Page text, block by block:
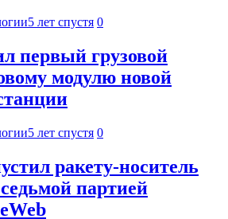
5 лет спустя 0
первый грузовой
модулю новой
5 лет спустя 0
ракету-носитель
партией